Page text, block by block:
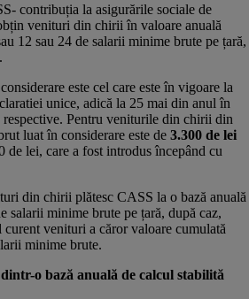
contribuția la asigurările sociale de
venituri din chirii în valoare anuală
12 sau 24 de salarii minime brute pe țară,
este cel care este în vigoare la
unice, adică la 25 mai din anul în
Pentru veniturile din chirii din
luat în considerare este de 3.300 de lei
de lei, care a fost introdus începând cu
din chirii plătesc CASS la o bază anuală
salarii minime brute pe țară, după caz,
curent venituri a căror valoare cumulată
minime brute.
o bază anuală de calcul stabilită